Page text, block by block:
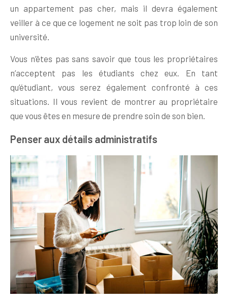
un appartement pas cher, mais il devra également
veiller à ce que ce logement ne soit pas trop loin de son
université.
Vous n’êtes pas sans savoir que tous les propriétaires
n’acceptent pas les étudiants chez eux. En tant
qu’étudiant, vous serez également confronté à ces
situations. Il vous revient de montrer au propriétaire
que vous êtes en mesure de prendre soin de son bien.
Penser aux détails administratifs